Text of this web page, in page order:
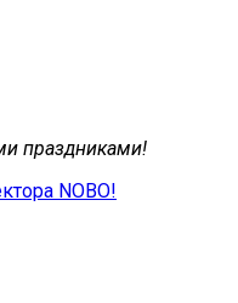
праздниками!
NOBO!